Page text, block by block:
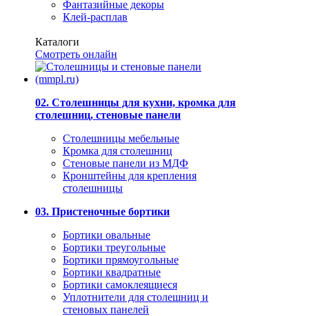
Фантазийные декоры
Клей-расплав
Каталоги
Смотреть онлайн
02. Столешницы для кухни, кромка для
столешниц, стеновые панели
Столешницы мебельные
Кромка для столешниц
Стеновые панели из МДФ
Кронштейны для крепления
столешницы
03. Пристеночные бортики
Бортики овальные
Бортики треугольные
Бортики прямоугольные
Бортики квадратные
Бортики самоклеящиеся
Уплотнители для столешниц и
стеновых панелей